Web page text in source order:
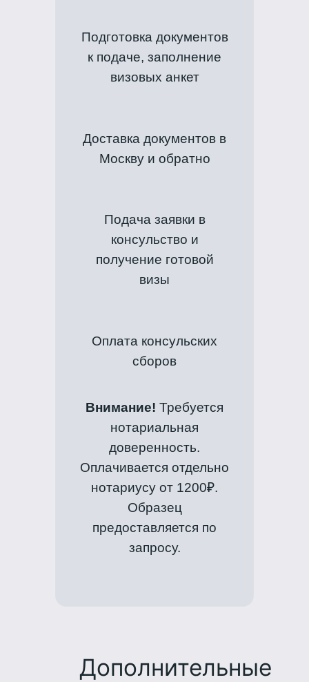
Подготовка документов
к подаче, заполнение
визовых анкет
Доставка документов в
Москву и обратно
Подача заявки в
консульство и
получение готовой
визы
Оплата консульских
сборов
Внимание! Требуется
нотариальная
доверенность.
Оплачивается отдельно
нотариусу от 1200₽.
Образец
предоставляется по
запросу.
Дополнительные